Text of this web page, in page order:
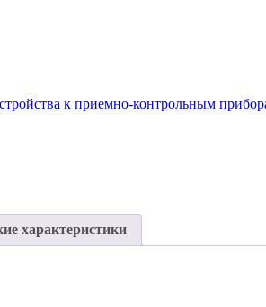
к приемно-контрольным
характеристики